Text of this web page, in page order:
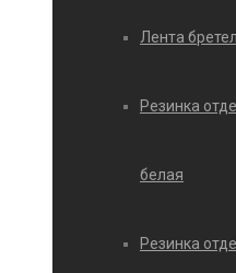
Лента
Резинка
белая
Резинка